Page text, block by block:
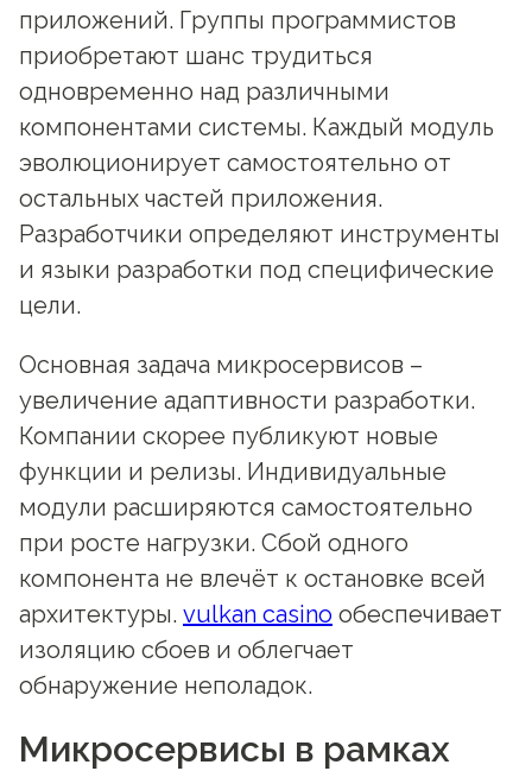
приложений. Группы программистов
приобретают шанс трудиться
одновременно над различными
компонентами системы. Каждый модуль
эволюционирует самостоятельно от
остальных частей приложения.
Разработчики определяют инструменты
и языки разработки под специфические
цели.
Основная задача микросервисов –
увеличение адаптивности разработки.
Компании скорее публикуют новые
функции и релизы. Индивидуальные
модули расширяются самостоятельно
при росте нагрузки. Сбой одного
компонента не влечёт к остановке всей
архитектуры. vulkan casino обеспечивает
изоляцию сбоев и облегчает
обнаружение неполадок.
Микросервисы в рамках